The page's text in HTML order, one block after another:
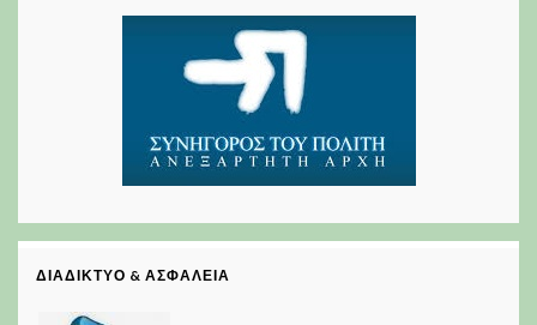
ΔΙΑΔΊΚΤΥΟ & ΑΣΦΆΛΕΙΑ